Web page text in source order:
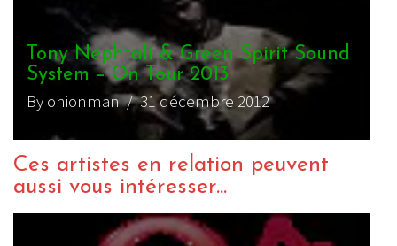
Tony Nephtali & Green Spirit Sound
System – On Tour 2013
By onionman/ 31 décembre 2012
Ces artistes en relation peuvent
aussi vous intéresser...